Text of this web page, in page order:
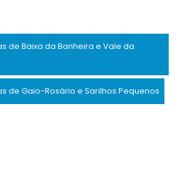
de Baixa da Banheira e Vale da
de Gaio-Rosário e Sarilhos Pequenos